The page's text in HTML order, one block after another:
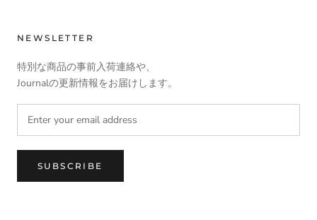
NEWSLETTER
特別な商品の事前入荷連絡や、
Journalの更新情報をお届けします。
SUBSCRIBE